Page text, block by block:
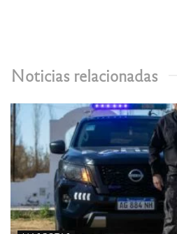
Noticias relacionadas